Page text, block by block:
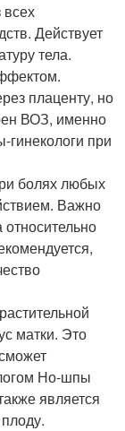
Действует
тела.
плаценту, но
ВОЗ, именно
при
болях любых
Важно
матки. Это
Но-шпы
является